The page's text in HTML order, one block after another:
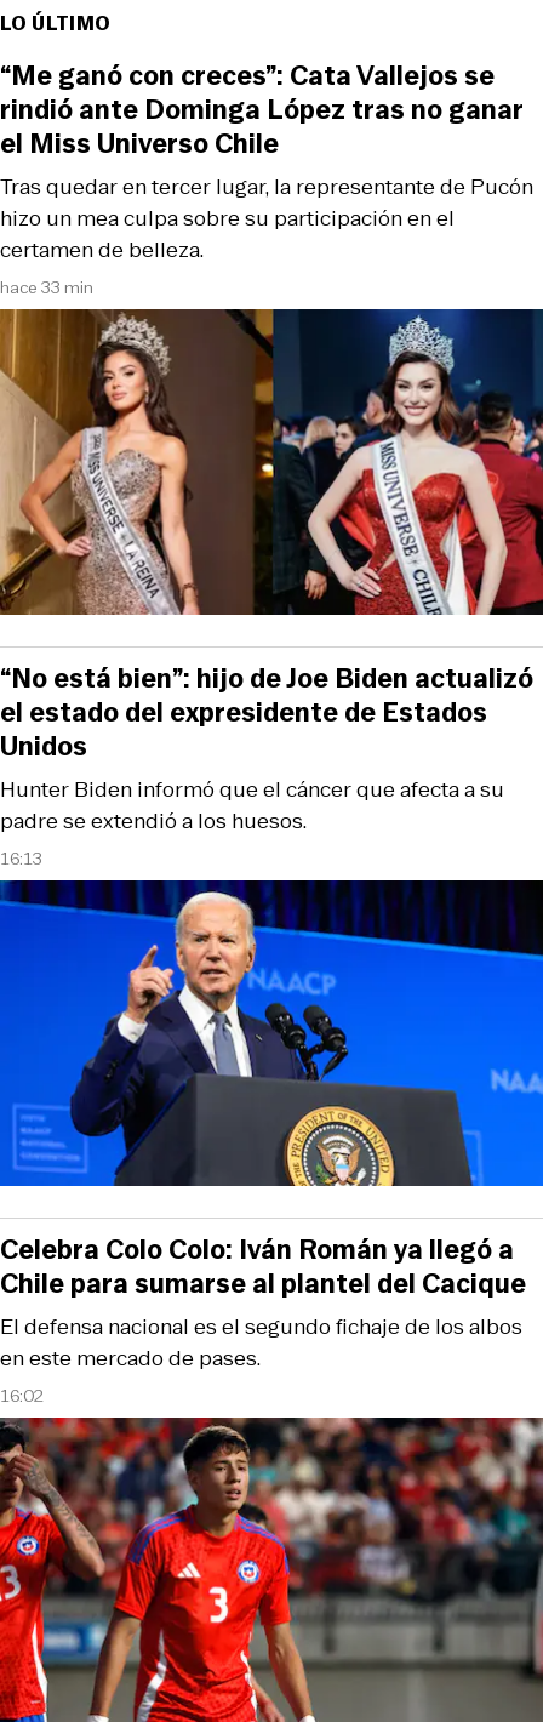
LO ÚLTIMO
hace 33 min
Tras quedar en tercer lugar, la representante de Pucón
hizo un mea culpa sobre su participación en el
certamen de belleza.
“Me ganó con creces”: Cata Vallejos se
rindió ante Dominga López tras no ganar
el Miss Universo Chile
16:13
Hunter Biden informó que el cáncer que afecta a su
padre se extendió a los huesos.
“No está bien”: hijo de Joe Biden actualizó
el estado del expresidente de Estados
Unidos
16:02
El defensa nacional es el segundo fichaje de los albos
en este mercado de pases.
Celebra Colo Colo: Iván Román ya llegó a
Chile para sumarse al plantel del Cacique